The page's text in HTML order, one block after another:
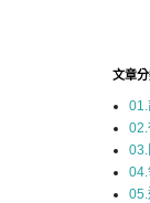
文章
01.
03.
04.
05.